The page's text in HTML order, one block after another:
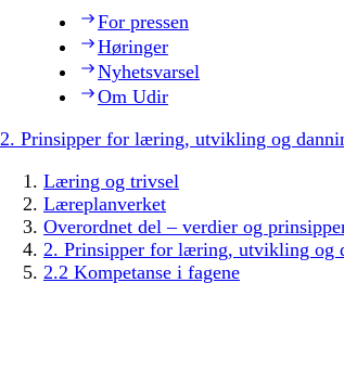
For pressen
Høringer
Nyhetsvarsel
Om Udir
2. Prinsipper for læring, utvikling og
Læring og trivsel
Læreplanverket
Overordnet del – verdier og
2. Prinsipper for læring, utvikling og
2.2 Kompetanse i fagene